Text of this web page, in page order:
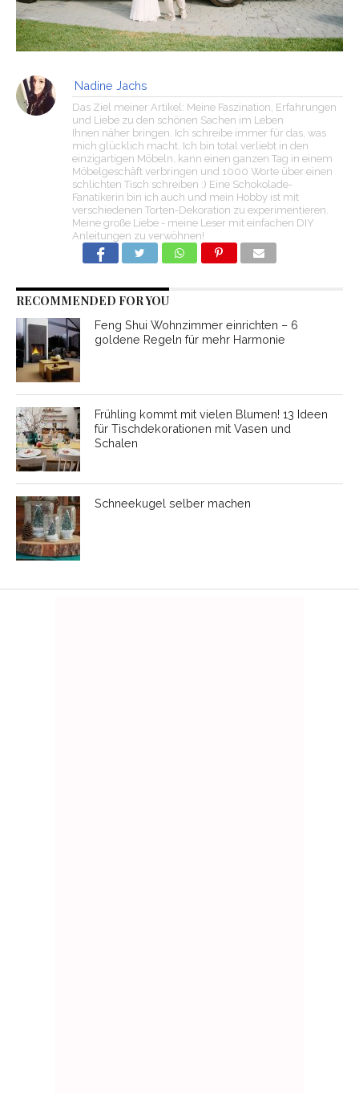
Nadine Jachs
Das Ziel meiner Artikel: Meine Faszination, Erfahrungen
und Liebe zu den schönen Sachen im Leben
Ihnen näher bringen. Ich schreibe immer für das, was
mich glücklich macht. Ich bin total verliebt in den
einzigartigen Möbeln, kann einen ganzen Tag in einem
Möbelgeschäft verbringen und 1000 Worte über einen
schlichten Tisch schreiben :) Eine Schokolade-
Fanatikerin bin ich auch und mein Hobby ist mit
verschiedenen Torten-Dekoration zu experimentieren.
Meine große Liebe - meine Leser mit einfachen DIY
Anleitungen zu verwöhnen!
RECOMMENDED FOR YOU
Feng Shui Wohnzimmer einrichten – 6
goldene Regeln für mehr Harmonie
Frühling kommt mit vielen Blumen! 13 Ideen
für Tischdekorationen mit Vasen und
Schalen
Schneekugel selber machen